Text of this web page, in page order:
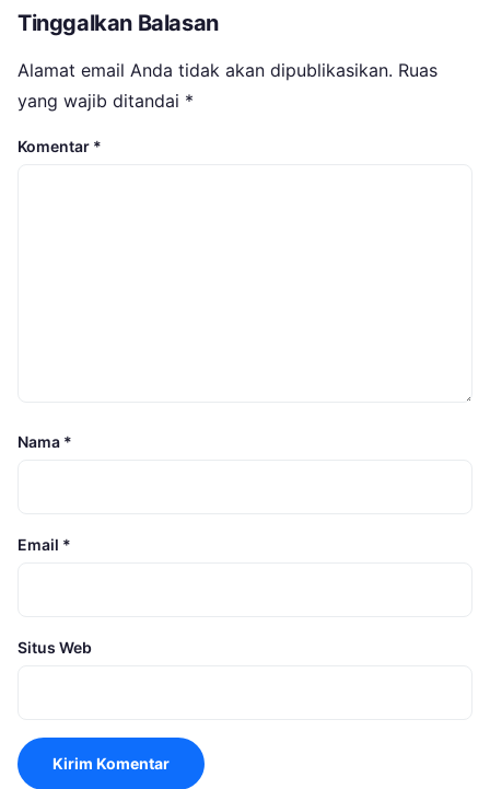
Tinggalkan Balasan
Alamat email Anda tidak akan dipublikasikan. Ruas
yang wajib ditandai *
Komentar *
Nama *
Email *
Situs Web